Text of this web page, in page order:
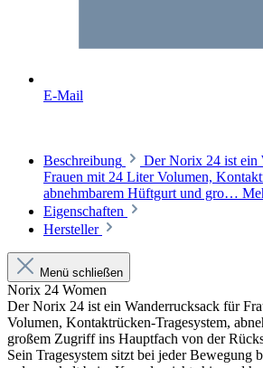
E-Mail
Beschreibung
Der Norix 24 ist ein
Frauen mit 24 Liter Volumen,
abnehmbarem Hüftgurt und gro…
Eigenschaften
Hersteller
Menü schließen
Norix 24 Women
Der Norix 24 ist ein Wanderrucksack für
Volumen, Kontaktrücken-Tragesystem,
großem Zugriff ins Hauptfach von der
Sein Tragesystem sitzt bei jeder Bewegung